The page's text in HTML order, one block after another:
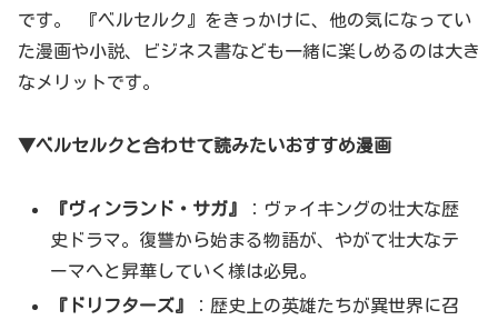
です。 『ベルセルク』をきっかけに、他の気になってい
た漫画や小説、ビジネス書なども一緒に楽しめるのは大き
なメリットです。
▼ベルセルクと合わせて読みたいおすすめ漫画
『ヴィンランド・サガ』
：ヴァイキングの壮大な歴
史ドラマ。復讐から始まる物語が、やがて壮大なテ
ーマへと昇華していく様は必見。
『ドリフターズ』
：歴史上の英雄たちが異世界に召